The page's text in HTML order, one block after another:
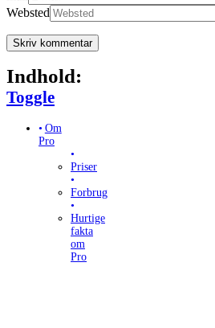
Websted
Indhold:
Toggle Table of Content
Toggle
Om
Pro
Priser
Forbrug
Hurtige
fakta
om
Pro